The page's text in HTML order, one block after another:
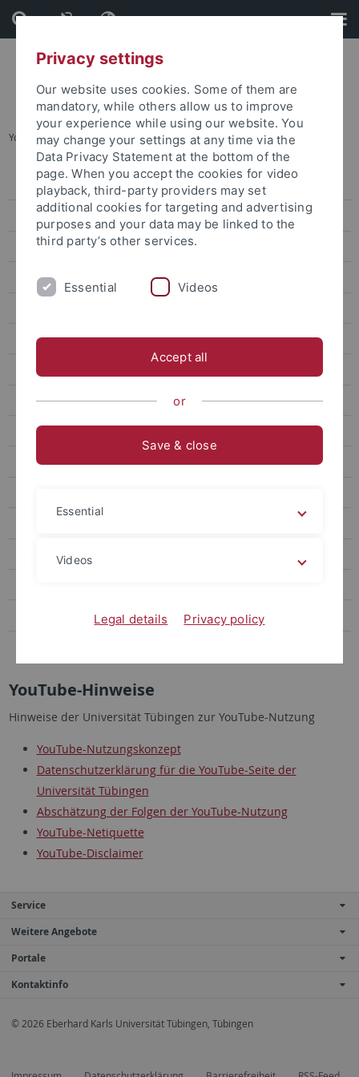
Skip
to
content
Skip
to
footer
You are here: Startseite ... YouTube-Hinweise
Impressum
Informationsdienste-Ordnung
Impressum Newsletter
Bluesky-Hinweise
Instagram-Hinweise
X-Hinweise
YouTube-Hinweise
YouTube-Disclaimer
Datenschutzerklärung
YouTube-Hinweise
Hinweise der Universität Tübingen zur YouTube-Nutzung
YouTube-Nutzungskonzept
Datenschutzerklärung für die YouTube-Seite der
Universität Tübingen
Abschätzung der Folgen der YouTube-Nutzung
YouTube-Netiquette
YouTube-Disclaimer
Service
Weitere Angebote
Portale
Kontaktinfo
© 2026 Eberhard Karls Universität Tübingen, Tübingen
Privacy settings
Our website uses cookies. Some of them are
mandatory, while others allow us to improve
your experience while using our website. You
may change your settings at any time via the
Data Privacy Statement at the bottom of the
page. When you accept the cookies for video
playback, third-party providers may set
additional cookies for targeting and advertising
purposes and your data may be linked to the
third party’s other services.
Essential Videos
Accept all
or
Save & close
Essential
Videos
Legal details Privacy policy